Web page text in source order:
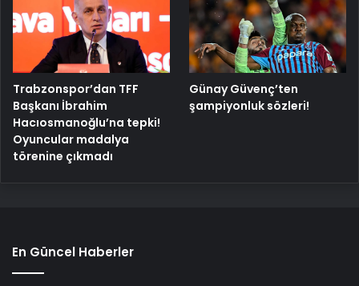
Trabzonspor’dan TFF
Başkanı İbrahim
Hacıosmanoğlu’na tepki!
Oyuncular madalya
törenine çıkmadı
Günay Güvenç’ten
şampiyonluk sözleri!
En Güncel Haberler